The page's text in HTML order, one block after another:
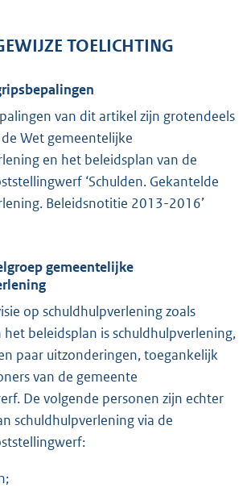
TOELICHTING
van dit artikel zijn grotendeels
Wet gemeentelijke
en het beleidsplan van de
‘Schulden. Gekantelde
Beleidsnotitie 2013-2016’
gemeentelijke
op schuldhulpverlening zoals
het beleidsplan is schuldhulpverlening,
paar uitzonderingen, toegankelijk
van de gemeente
De volgende personen zijn echter
schuldhulpverlening via de